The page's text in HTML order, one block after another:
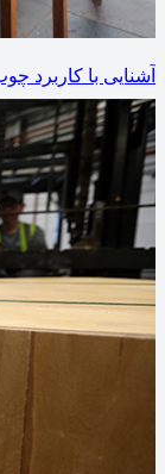
آشنایی با